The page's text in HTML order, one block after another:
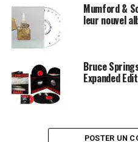
Mumford &
leur nouvel
Bruce
Expanded
POSTER UN